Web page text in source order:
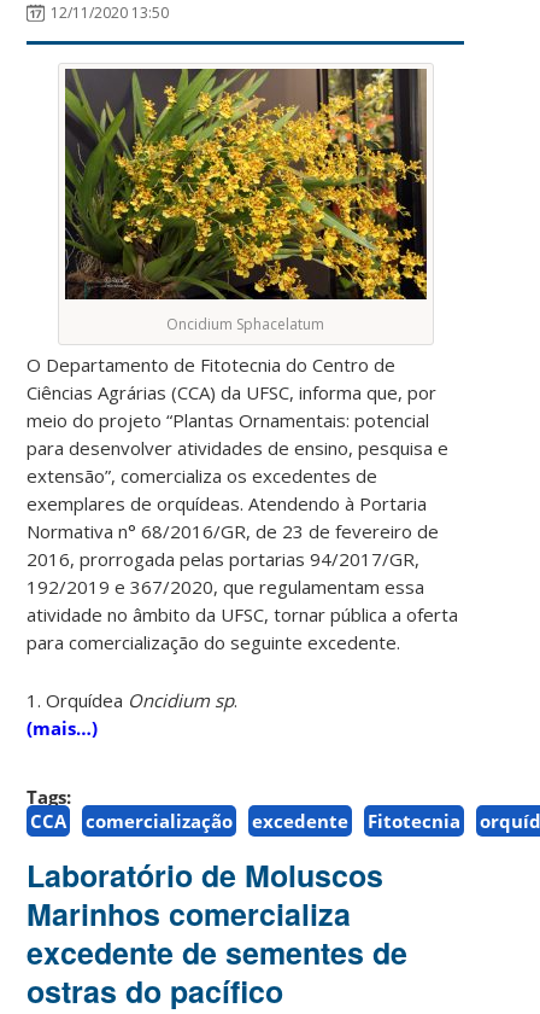
12/11/2020 13:50
Oncidium Sphacelatum
O Departamento de Fitotecnia do Centro de
Ciências Agrárias (CCA) da UFSC, informa que, por
meio do projeto “Plantas Ornamentais: potencial
para desenvolver atividades de ensino, pesquisa e
extensão”, comercializa os excedentes de
exemplares de orquídeas. Atendendo à Portaria
Normativa n° 68/2016/GR, de 23 de fevereiro de
2016, prorrogada pelas portarias 94/2017/GR,
192/2019 e 367/2020, que regulamentam essa
atividade no âmbito da UFSC, tornar pública a oferta
para comercialização do seguinte excedente.
1. Orquídea Oncidium sp.
(mais…)
Tags:
CCA
comercialização excedente Fitotecnia
Laboratório de Moluscos
Marinhos comercializa
excedente de sementes de
ostras do pacífico